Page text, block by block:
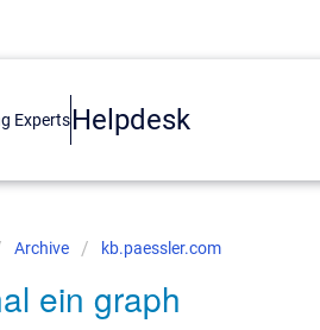
Helpdesk
Archive kb.paessler.com
ein graph